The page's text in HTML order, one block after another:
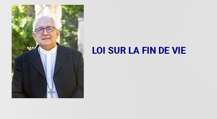
LOI SUR LA FIN DE VIE